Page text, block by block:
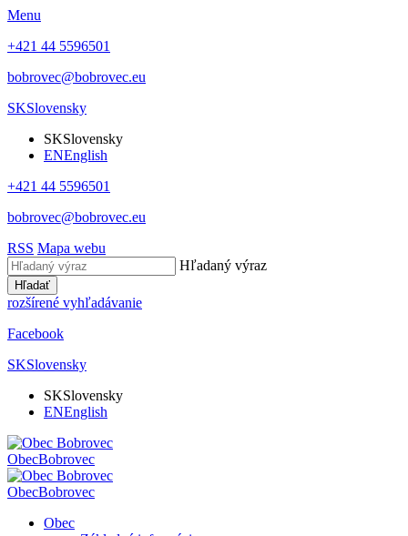
Menu
+421 44 5596501
bobrovec@bobrovec.eu
SKSlovensky
SKSlovensky
ENEnglish
+421 44 5596501
bobrovec@bobrovec.eu
RSS Mapa webu
Hľadaný výraz
Hľadať
rozšírené vyhľadávanie
Facebook
SKSlovensky
SKSlovensky
ENEnglish
ObecBobrovec
ObecBobrovec
Obec